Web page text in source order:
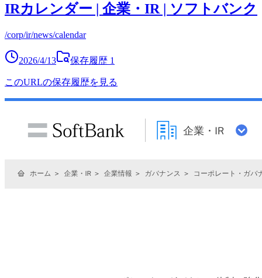
IRカレンダー | 企業・IR | ソフトバンク
/corp/ir/news/calendar
2026/4/13 保存履歴 1
このURLの保存履歴を見る